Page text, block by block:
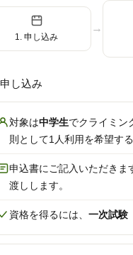
1. 申し込み
→
申し込み
対象は中学生でクライミン
則として1人利用を希望す
申込書にご記入いただきま
渡しします。
資格を得るには、 一次試験